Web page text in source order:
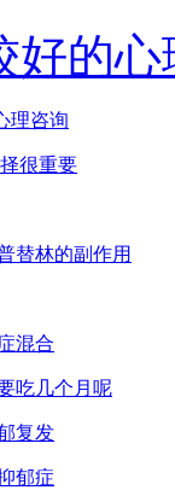
好的
理咨询
很重要
替林的副作用
混合
吃几个月呢
复发
郁症